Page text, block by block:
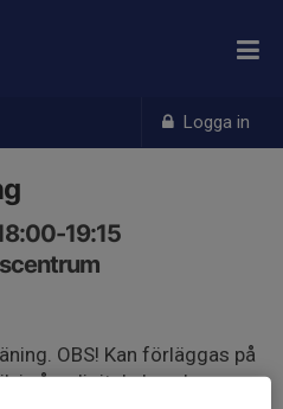
Logga in
19:15
OBS! Kan förläggas på
i våra digitala kanaler.